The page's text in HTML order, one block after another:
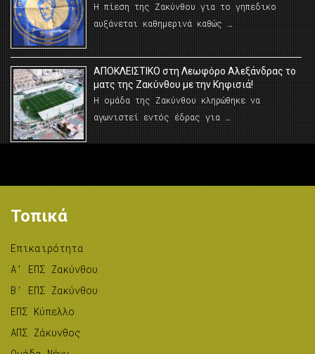
Η πίεση της Ζακύνθου για το γηπεδικο
αυξάνεται καθημερινά καθώς …
AΠΟΚΛΕΙΣΤΙΚΟ στη Λεωφόρο Αλεξάνδρας το
ματς της Ζακύνθου με την Κηφισιά!
Η ομάδα της Ζακύνθου κληρώθηκε να
αγωνιστεί εντός έδρας για …
Τοπικά
Επικαιρότητα
A’ ΕΠΣ Ζακύνθου
B’ ΕΠΣ Ζακύνθου
ΕΠΣ Κύπελλο
ΑΠΣ Ζάκυνθος